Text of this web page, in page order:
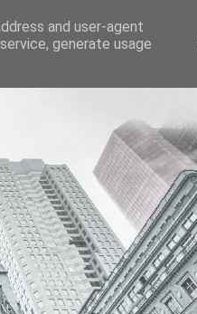
and user-agent
generate usage